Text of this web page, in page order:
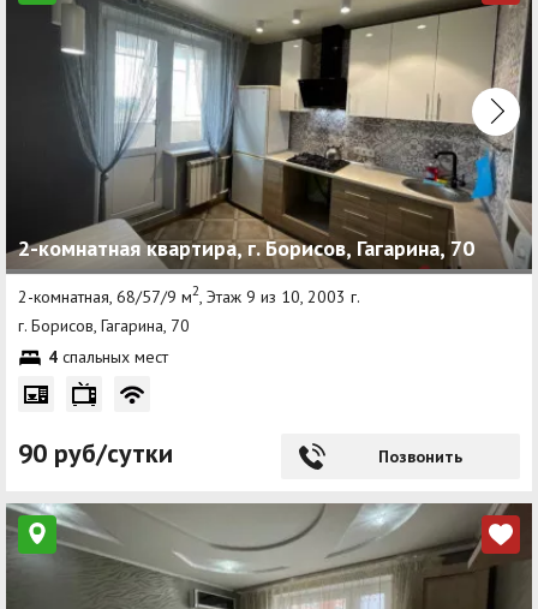
2-комнатная квартира, г. Борисов, Гагарина, 70
2-комнатная, 68/57/9 м2, Этаж 9 из 10, 2003 г.
г. Борисов, Гагарина, 70
4 спальных мест
90 руб/сутки Позвонить